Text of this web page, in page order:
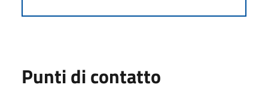
Punti di contatto